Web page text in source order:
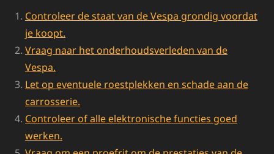
Controleer de staat van de Vespa grondig voordat
je koopt.
Vraag naar het onderhoudsverleden van de
Vespa.
Let op eventuele roestplekken en schade aan de
carrosserie.
Controleer of alle elektronische functies goed
werken.